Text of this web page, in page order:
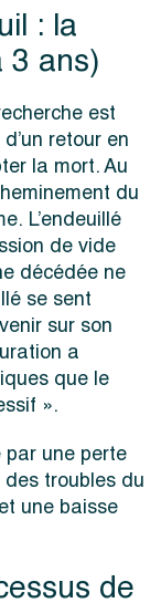
: la
ans)
est
retour en
la mort. Au
du
L’endeuillé
de vide
décédée ne
se sent
sur son
a
que le
».
une perte
troubles du
une baisse
de